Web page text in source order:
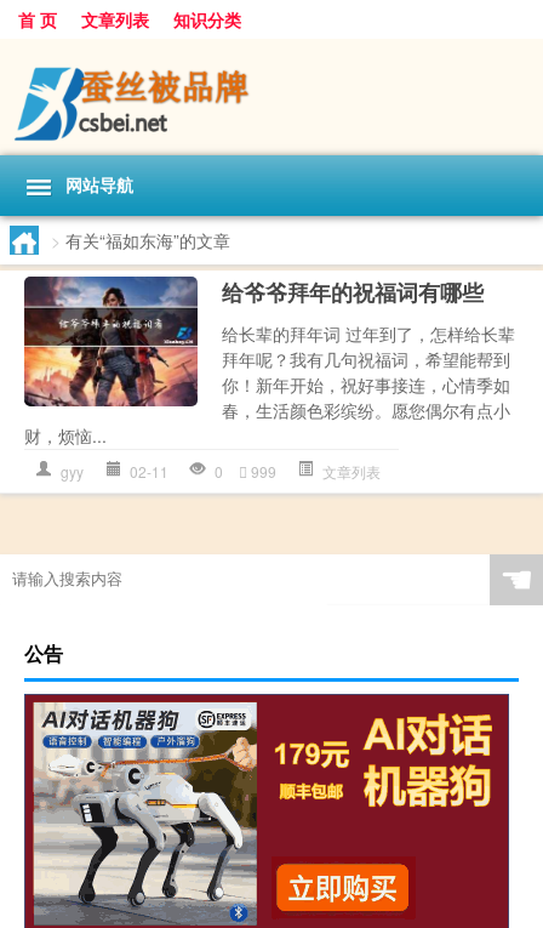
首 页 文章列表 知识分类
网站导航
> 有关“福如东海”的文章
给爷爷拜年的祝福词有哪些
给长辈的拜年词 过年到了，怎样给长辈
拜年呢？我有几句祝福词，希望能帮到
你！新年开始，祝好事接连，心情季如
春，生活颜色彩缤纷。愿您偶尔有点小
财，烦恼...
gyy 02-11 0 999 文章列表
☚
公告